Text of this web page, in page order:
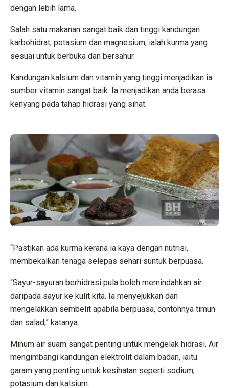
dengan lebih lama.
Salah satu makanan sangat baik dan tinggi kandungan
karbohidrat, potasium dan magnesium, ialah kurma yang
sesuai untuk berbuka dan bersahur.
Kandungan kalsium dan vitamin yang tinggi menjadikan ia
sumber vitamin sangat baik. Ia menjadikan anda berasa
kenyang pada tahap hidrasi yang sihat.
“Pastikan ada kurma kerana ia kaya dengan nutrisi,
membekalkan tenaga selepas sehari suntuk berpuasa.
“Sayur-sayuran berhidrasi pula boleh memindahkan air
daripada sayur ke kulit kita. Ia menyejukkan dan
mengelakkan sembelit apabila berpuasa, contohnya timun
dan salad,” katanya.
Minum air suam sangat penting untuk mengelak hidrasi. Air
mengimbangi kandungan elektrolit dalam badan, iaitu
garam yang penting untuk kesihatan seperti sodium,
potasium dan kalsium.